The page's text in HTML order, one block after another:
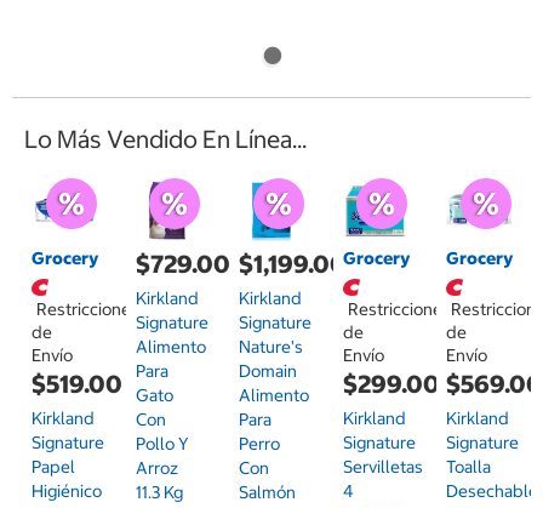
Lo Más Vendido En Línea...
Grocery
Restricciones
de
Envío
$519.00
Kirkland
Signature
Papel
Higiénico
$729.00
Kirkland
Signature
Alimento
Para
Gato
Con
Pollo Y
Arroz
11.3 Kg
$1,199.00
Kirkland
Signature
Nature's
Domain
Alimento
Para
Perro
Con
Salmón
Grocery
Restricciones
de
Envío
$299.00
Kirkland
Signature
Servilletas
4
Grocery
de
Envío
$569.00
Kirkland
Signature
Toalla
Desechable